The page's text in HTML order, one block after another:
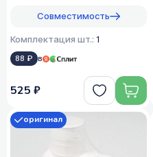
Совместимость
Комплектация шт.: 1
88 ₽ в
525 ₽
оригинал